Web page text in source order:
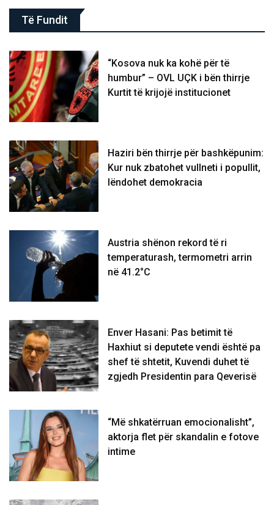
Të Fundit
“Kosova nuk ka kohë për të
humbur” – OVL UÇK i bën thirrje
Kurtit të krijojë institucionet
Haziri bën thirrje për bashkëpunim:
Kur nuk zbatohet vullneti i popullit,
lëndohet demokracia
Austria shënon rekord të ri
temperaturash, termometri arrin
në 41.2°C
Enver Hasani: Pas betimit të
Haxhiut si deputete vendi është pa
shef të shtetit, Kuvendi duhet të
zgjedh Presidentin para Qeverisë
“Më shkatërruan emocionalisht”,
aktorja flet për skandalin e fotove
intime